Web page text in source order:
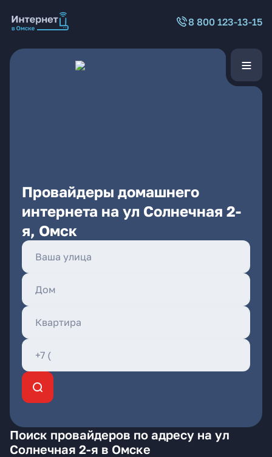
8 800 123-13-15
Провайдеры домашнего
интернета на ул Солнечная 2-
я, Омск
Поиск провайдеров по адресу на ул
Солнечная 2-я в Омске